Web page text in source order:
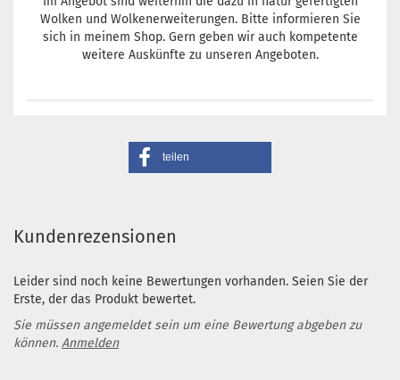
Wolken und Wolkenerweiterungen. Bitte informieren Sie
sich in meinem Shop. Gern geben wir auch kompetente
weitere Auskünfte zu unseren Angeboten.
teilen
Kundenrezensionen
Leider sind noch keine Bewertungen vorhanden. Seien Sie der
Erste, der das Produkt bewertet.
Sie müssen angemeldet sein um eine Bewertung abgeben zu
können. Anmelden